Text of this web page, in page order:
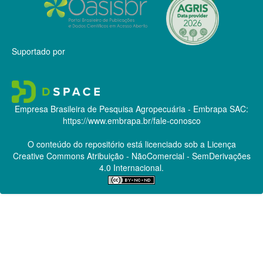
Suportado por
Empresa Brasileira de Pesquisa Agropecuária - Embrapa SAC:
https://www.embrapa.br/fale-conosco
O conteúdo do repositório está licenciado sob a Licença
Creative CommonsAtribuição - NãoComercial - SemDerivações
4.0 Internacional.